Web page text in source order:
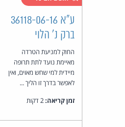
ע"א 36118-06-16
ברק נ' הלוי
החוק למניעת הטרדה
מאיימת נועד לתת תרופה
מיידית למי שחש מאוים, ואין
לאפשר בדרך זו הליך ...
זמן קריאה: